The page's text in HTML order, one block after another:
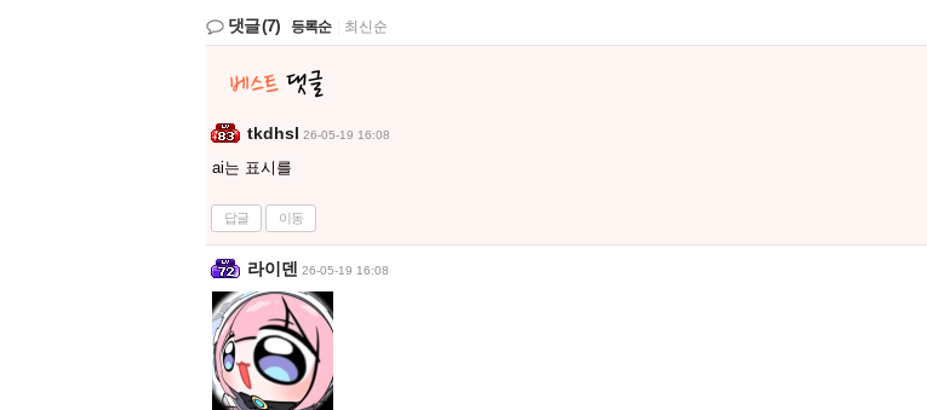
댓글(7) 등록순 최신순
tkdhsl 26-05-19 16:08
ai는 표시를
답글 이동
라이덴 26-05-19 16:08